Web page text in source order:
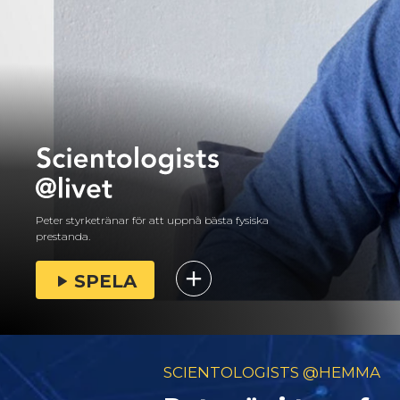
Peter styrketränar för att uppnå bästa fysiska
prestanda.
SPELA
SCIENTOLOGISTS @HEMMA